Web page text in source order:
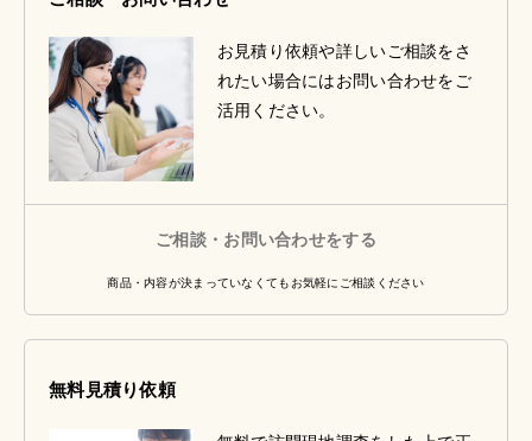
お見積り依頼や詳しいご相談をさ
れたい場合にはお問い合わせをご
活用ください。
ご相談・お問い合わせをする
商品・内容が決まっていなくてもお気軽にご相談ください
無料見積り依頼